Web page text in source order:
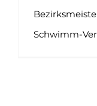
Schwimm-